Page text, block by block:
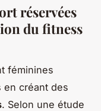
réservées
du fitness
féminines
créant des
. Selon une étude